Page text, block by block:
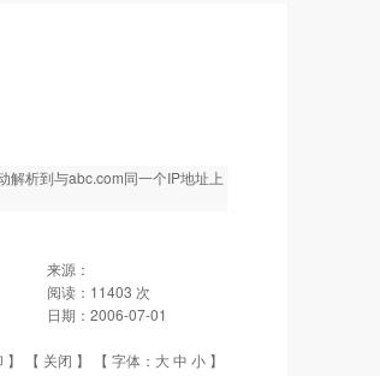
解析到与abc.com同一个IP地址上
来源：
阅读： 11403 次
日期： 2006-07-01
】 【 关闭 】 【 字体： 大中 小 】